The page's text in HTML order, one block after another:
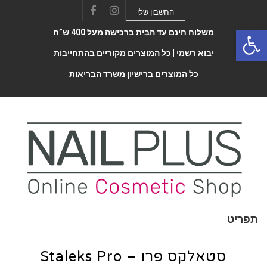
FacebookInstagram
החשבון שלי
משלוח חינם עד הבית ברכישה מעל 400 ש”ח
יבוא רשמי | כל המוצרים מקוריים בהתחייבות
כל המוצרים ברישיון משרד הבריאות
Toggle
תפריט
Staleks Pro – סטאלקס פרו